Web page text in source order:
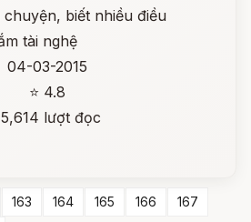
biết nhiều điều
tài nghệ
04-03-2015
⭐ 4.8
lượt đọc
163 164 165 166
167